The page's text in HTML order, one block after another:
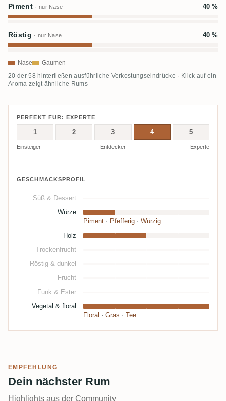
Piment · nur Nase 40 %
Röstig · nur Nase 40 %
Nase Gaumen
20 der 58 hinterließen ausführliche Verkostungseindrücke · Klick auf ein
Aroma zeigt ähnliche Rums
PERFEKT FÜR: EXPERTE
1 2 3 4 5
Einsteiger Entdecker Experte
GESCHMACKSPROFIL
Süß & Dessert
Würze
Piment · Pfefferig · Würzig
Holz
Trockenfrucht
Röstig & dunkel
Frucht
Funk & Ester
Vegetal & floral
Floral · Gras · Tee
EMPFEHLUNG
Dein nächster Rum
Highlights aus der Community